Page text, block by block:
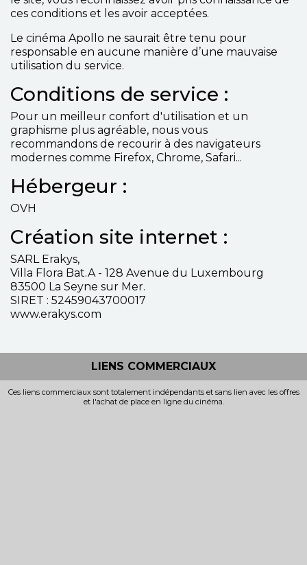
ces conditions et les avoir acceptées.
Le cinéma Apollo ne saurait être tenu pour
responsable en aucune manière d’une mauvaise
utilisation du service.
Conditions de service :
Pour un meilleur confort d'utilisation et un
graphisme plus agréable, nous vous
recommandons de recourir à des navigateurs
modernes comme Firefox, Chrome, Safari...
Hébergeur :
OVH
Création site internet :
SARL Erakys,
Villa Flora Bat.A - 128 Avenue du Luxembourg
83500 La Seyne sur Mer.
SIRET : 52459043700017
www.erakys.com
LIENS COMMERCIAUX
Ces liens commerciaux sont totalement indépendants et sans lien avec les offres
et l'achat de place en ligne du cinéma.